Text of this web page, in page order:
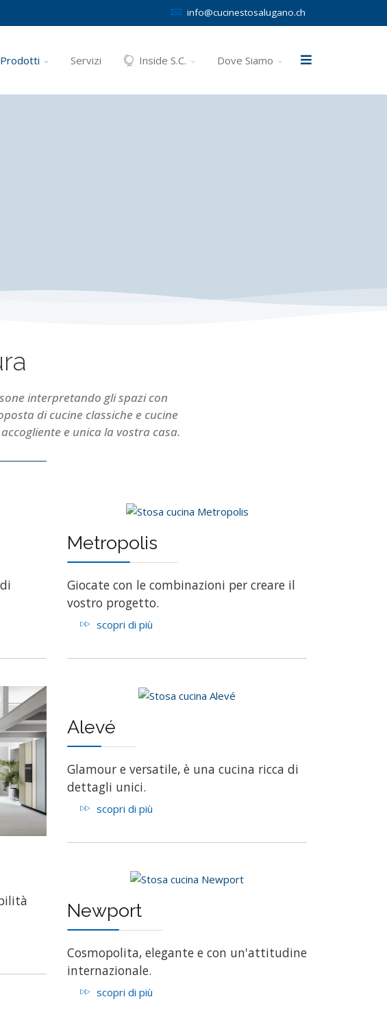
info@cucinestosalugano.ch
Prodotti Servizi Inside S.C. Dove Siamo
interpretando gli spazi con
di cucine classiche e cucine
e unica la vostra casa.
Metropolis
Giocate con le combinazioni per creare il
vostro progetto.
scopri di più
Alevé
Glamour e versatile, è una cucina ricca di
dettagli unici.
scopri di più
Newport
Cosmopolita, elegante e con un'attitudine
internazionale.
scopri di più